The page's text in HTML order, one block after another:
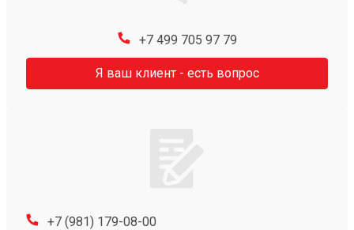
+7 499 705 97 79
Я ваш клиент - есть вопрос
+7 (981) 179-08-00